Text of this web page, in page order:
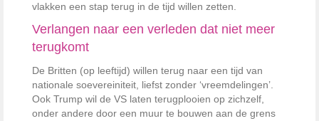
vlakken een stap terug in de tijd willen zetten.
Verlangen naar een verleden dat niet meer
terugkomt
De Britten (op leeftijd) willen terug naar een tijd van
nationale soevereiniteit, liefst zonder ‘vreemdelingen’.
Ook Trump wil de VS laten terugplooien op zichzelf,
onder andere door een muur te bouwen aan de grens